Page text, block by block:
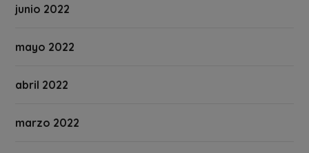
junio 2022
mayo 2022
abril 2022
marzo 2022